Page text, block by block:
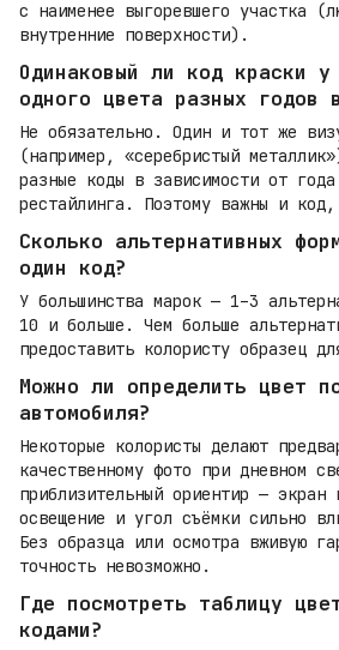
с наименее выгоревшего участка
внутренние поверхности).
Одинаковый ли код краски у
одного цвета разных годов
Не обязательно. Один и тот же
(например, «серебристый
разные коды в зависимости от
рестайлинга. Поэтому важны и
Сколько альтернативных
один код?
У большинства марок — 1–3
10 и больше. Чем больше
предоставить колористу образец
Можно ли определить цвет
автомобиля?
Некоторые колористы делают
качественному фото при дневном
приблизительный ориентир —
освещение и угол съёмки сильно
Без образца или осмотра вживую
точность невозможно.
Где посмотреть таблицу
кодами?